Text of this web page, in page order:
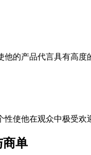
他的产品代言具有高度
性使他在观众中极受欢
商单